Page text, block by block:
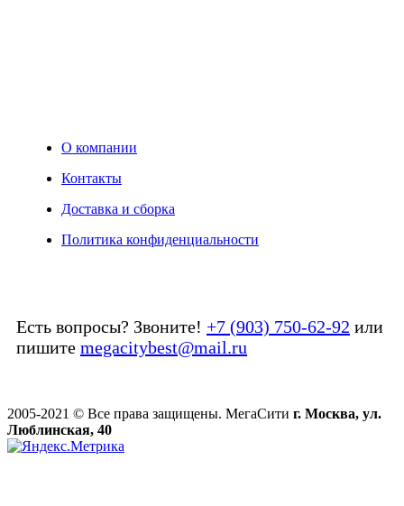
О компании
Контакты
Доставка и сборка
Политика конфиденциальности
Есть вопросы? Звоните! +7 (903) 750-62-92 или
пишите megacitybest@mail.ru
2005-2021 © Все права защищены. МегаСити г. Москва, ул.
Люблинская, 40